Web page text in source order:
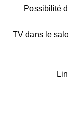
Possibilité
TV dans le